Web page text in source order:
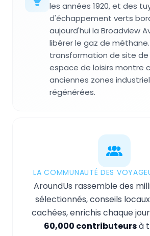
les années 1920, et des
d'échappement verts
aujourd'hui la Broadview
libérer le gaz de
transformation de site
espace de loisirs montre
anciennes zones
régénérées.
LA COMMUNAUTÉ DES
AroundUs rassemble des
sélectionnés, conseils
cachées, enrichis chaque
60,000 contributeursà